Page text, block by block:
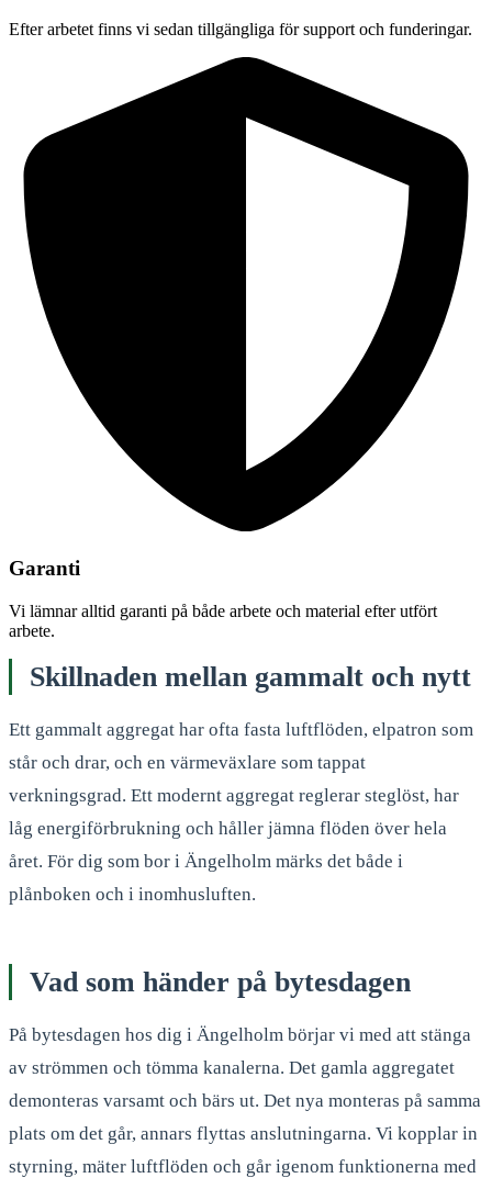
Efter arbetet finns vi sedan tillgängliga för support och funderingar.
Garanti
Vi lämnar alltid garanti på både arbete och material efter utfört
arbete.
Skillnaden mellan gammalt och nytt
Ett gammalt aggregat har ofta fasta luftflöden, elpatron som
står och drar, och en värmeväxlare som tappat
verkningsgrad. Ett modernt aggregat reglerar steglöst, har
låg energiförbrukning och håller jämna flöden över hela
året. För dig som bor i Ängelholm märks det både i
plånboken och i inomhusluften.
Vad som händer på bytesdagen
På bytesdagen hos dig i Ängelholm börjar vi med att stänga
av strömmen och tömma kanalerna. Det gamla aggregatet
demonteras varsamt och bärs ut. Det nya monteras på samma
plats om det går, annars flyttas anslutningarna. Vi kopplar in
styrning, mäter luftflöden och går igenom funktionerna med